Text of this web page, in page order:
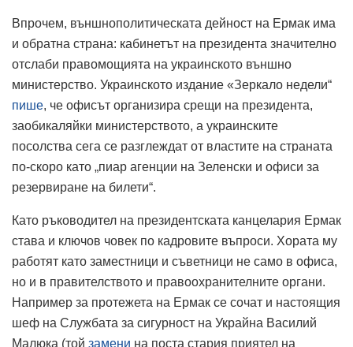
Впрочем, външнополитическата дейност на Ермак има
и обратна страна: кабинетът на президента значително
отслаби правомощията на украинското външно
министерство. Украинското издание «Зеркало недели“
пише, че офисът организира срещи на президента,
заобикаляйки министерството, а украинските
посолства сега се разглеждат от властите на страната
по-скоро като „пиар агенции на Зеленски и офиси за
резервиране на билети“.
Като ръководител на президентската канцелария Ермак
става и ключов човек по кадровите въпроси. Хората му
работят като заместници и съветници не само в офиса,
но и в правителството и правоохранителните органи.
Например за протежета на Ермак се сочат и настоящия
шеф на Службата за сигурност на Украйна Василий
Малюка (той замени на поста стария приятел на